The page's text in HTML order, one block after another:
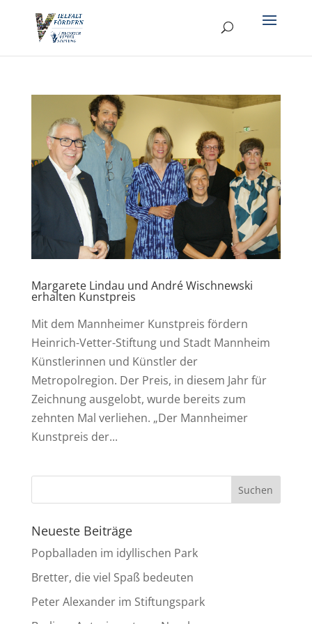
Margarete Lindau und André Wischnewski
erhalten Kunstpreis
Mit dem Mannheimer Kunstpreis fördern
Heinrich-Vetter-Stiftung und Stadt Mannheim
Künstlerinnen und Künstler der
Metropolregion. Der Preis, in diesem Jahr für
Zeichnung ausgelobt, wurde bereits zum
zehnten Mal verliehen. „Der Mannheimer
Kunstpreis der...
Neueste Beiträge
Popballaden im idyllischen Park
Bretter, die viel Spaß bedeuten
Peter Alexander im Stiftungspark